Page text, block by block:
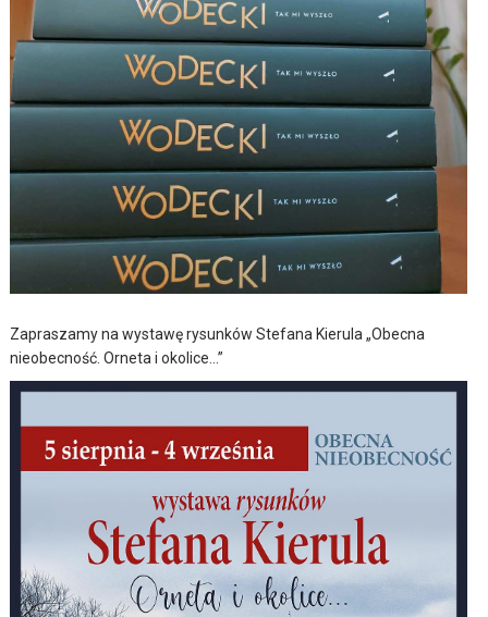
Zapraszamy na wystawę rysunków Stefana Kierula „Obecna
nieobecność. Orneta i okolice…”